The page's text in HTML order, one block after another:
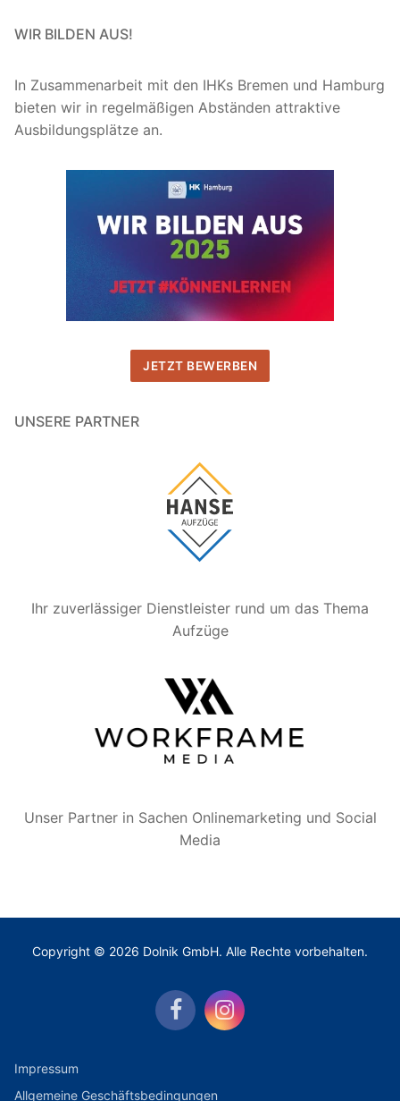
WIR BILDEN AUS!
In Zusammenarbeit mit den IHKs Bremen und Hamburg
bieten wir in regelmäßigen Abständen attraktive
Ausbildungsplätze an.
JETZT BEWERBEN
UNSERE PARTNER
Ihr zuverlässiger Dienstleister rund um das Thema
Aufzüge
Unser Partner in Sachen Onlinemarketing und Social
Media
Copyright © 2026 Dolnik GmbH. Alle Rechte vorbehalten.
Impressum
Allgemeine Geschäftsbedingungen